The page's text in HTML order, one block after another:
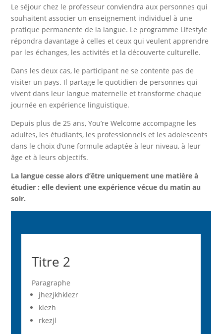
Le séjour chez le professeur conviendra aux personnes qui
souhaitent associer un enseignement individuel à une
pratique permanente de la langue. Le programme Lifestyle
répondra davantage à celles et ceux qui veulent apprendre
par les échanges, les activités et la découverte culturelle.
Dans les deux cas, le participant ne se contente pas de
visiter un pays. Il partage le quotidien de personnes qui
vivent dans leur langue maternelle et transforme chaque
journée en expérience linguistique.
Depuis plus de 25 ans, You’re Welcome accompagne les
adultes, les étudiants, les professionnels et les adolescents
dans le choix d’une formule adaptée à leur niveau, à leur
âge et à leurs objectifs.
La langue cesse alors d’être uniquement une matière à
étudier : elle devient une expérience vécue du matin au
soir.
Titre 2
Paragraphe
jhezjkhklezr
klezh
rkezjl